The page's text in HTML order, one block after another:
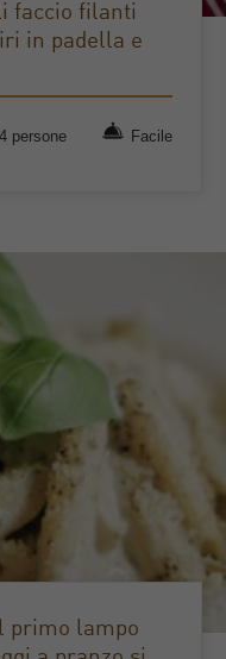
faccio filanti
in padella e
4 persone Facile
primo lampo